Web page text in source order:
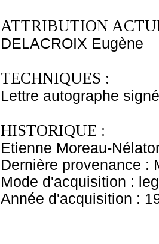
ATTRIBUTION
DELACROIX Eugène
TECHNIQUES :
Lettre autographe
HISTORIQUE :
Etienne Moreau-
Dernière provenance :
Mode d'acquisition :
Année d'acquisition :